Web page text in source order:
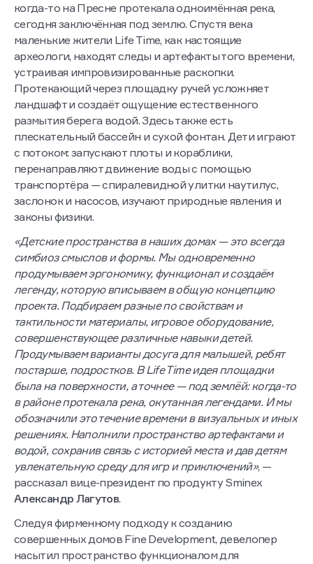
когда-то на Пресне протекала одноимённая река,
сегодня заключённая под землю. Спустя века
маленькие жители Life Time, как настоящие
археологи, находят следы и артефакты того времени,
устраивая импровизированные раскопки.
Протекающий через площадку ручей усложняет
ландшафт и создаёт ощущение естественного
размытия берега водой. Здесь также есть
плескательный бассейн и сухой фонтан. Дети играют
с потоком: запускают плоты и кораблики,
перенаправляют движение воды с помощью
транспортёра — спиралевидной улитки наутилус,
заслонок и насосов, изучают природные явления и
законы физики.
«Детские пространства в наших домах — это всегда
симбиоз смыслов и формы. Мы одновременно
продумываем эргономику, функционал и создаём
легенду, которую вписываем в общую концепцию
проекта. Подбираем разные по свойствам и
тактильности материалы, игровое оборудование,
совершенствующее различные навыки детей.
Продумываем варианты досуга для малышей, ребят
постарше, подростков. В Life Time идея площадки
была на поверхности, а точнее — под землёй: когда-то
в районе протекала река, окутанная легендами. И мы
обозначили это течение времени в визуальных и иных
решениях. Наполнили пространство артефактами и
водой, сохранив связь с историей места и дав детям
увлекательную среду для игр и приключений», —
рассказал вице-президент по продукту Sminex
Александр Лагутов.
Следуя фирменному подходу к созданию
совершенных домов Fine Development, девелопер
насытил пространство функционалом для